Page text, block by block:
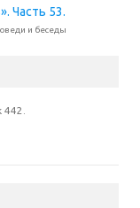
Часть 53.
и беседы